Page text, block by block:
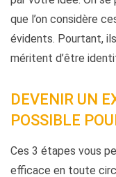
que l’on considère
évidents. Pourtant,
méritent d’être
DEVENIR UN
POSSIBLE
Ces 3 étapes vous
efficace en toute